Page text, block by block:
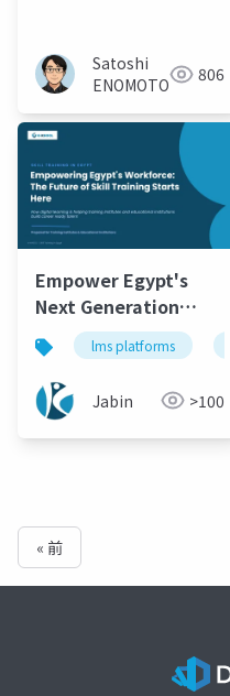
Satoshi
ENOMOTO
806
Empower Egypt's
Next Generation
Through Skill
Training
lms platforms
Jabin >100
« 前